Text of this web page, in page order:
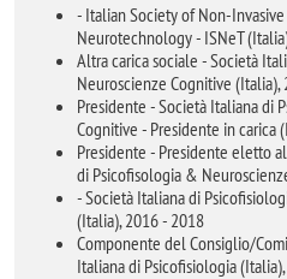
- Italian Society of Non-
Neurotechnology - ISNeT
Altra carica sociale - Società
Neuroscienze Cognitive (Italia),
Presidente - Società Italiana di
Cognitive - Presidente in carica
Presidente - Presidente eletto
di Psicofisologia &
- Società Italiana di
(Italia), 2016 - 2018
Componente del Consiglio/
Italiana di Psicofisiologia